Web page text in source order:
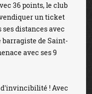
36 points, le club
un ticket
distances avec
barragiste de Saint-
avec ses 9
! Avec